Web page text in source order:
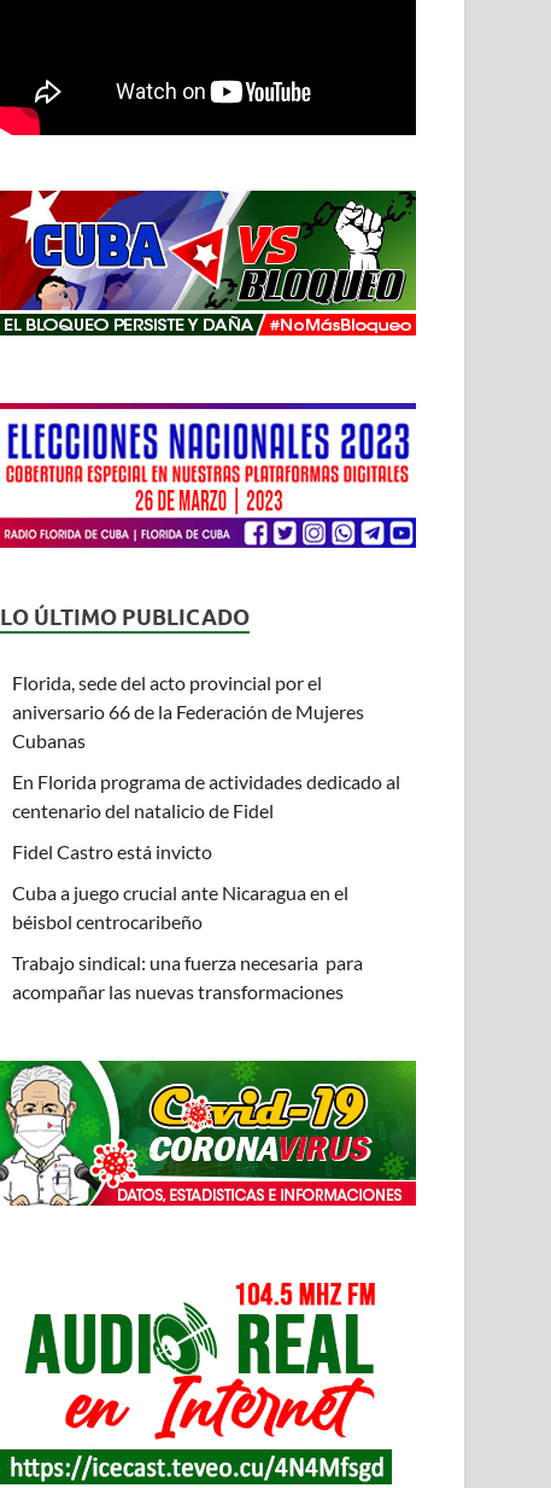
LO ÚLTIMO PUBLICADO
Florida, sede del acto provincial por el
aniversario 66 de la Federación de Mujeres
Cubanas
En Florida programa de actividades dedicado al
centenario del natalicio de Fidel
Fidel Castro está invicto
Cuba a juego crucial ante Nicaragua en el
béisbol centrocaribeño
Trabajo sindical: una fuerza necesaria para
acompañar las nuevas transformaciones